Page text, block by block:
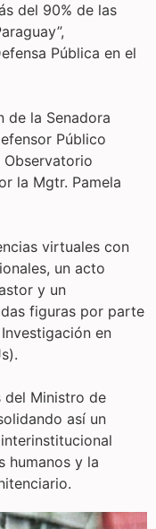
del 90% de las
Pública en el
de la Senadora
Público
Observatorio
la Mgtr. Pamela
virtuales con
un acto
y un
figuras por parte
en
del Ministro de
así un
humanos y la